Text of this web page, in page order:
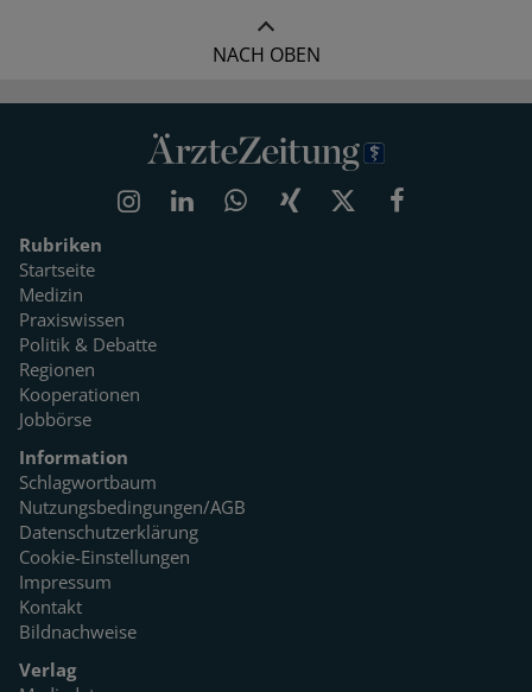
NACH OBEN
Rubriken
Startseite
Medizin
Praxiswissen
Politik & Debatte
Regionen
Kooperationen
Jobbörse
Information
Schlagwortbaum
Nutzungsbedingungen/AGB
Datenschutzerklärung
Cookie-Einstellungen
Impressum
Kontakt
Bildnachweise
Verlag